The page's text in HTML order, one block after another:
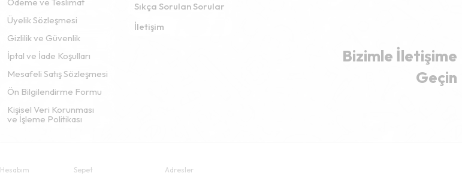
Üyelik Sözleşmesi
Gizlilik ve Güvenlik
İptal ve İade Koşulları
Mesafeli Satış Sözleşmesi
Ön Bilgilendirme Formu
Kişisel Veri Korunması
ve İşleme Politikası
Sıkça Sorulan Sorular
İletişim
Bizimle İletişime
Geçin
Hesabım Sepet Adresler